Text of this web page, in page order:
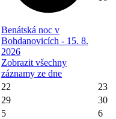
Benátská noc v
Bohdanovicích - 15. 8.
2026
Zobrazit všechny
záznamy ze dne
22
23
29
30
5 6